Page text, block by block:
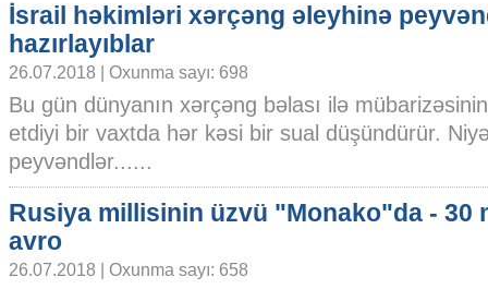
İsrail həkimləri xərçəng əleyhinə
hazırlayıblar
26.07.2018 | Oxunma sayı: 698
Bu gün dünyanın xərçəng bəlası ilə
etdiyi bir vaxtda hər kəsi bir sual düşündürür.
peyvəndlər......
Rusiya millisinin üzvü "Monako"da - 30
avro
26.07.2018 | Oxunma sayı: 658